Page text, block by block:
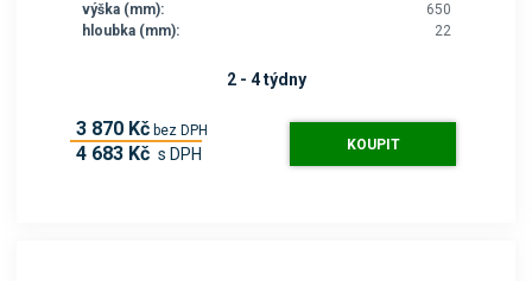
výška (mm):
650
hloubka (mm):
22
2 - 4 týdny
3 870 Kč bez DPH
4 683 Kč s DPH KOUPIT